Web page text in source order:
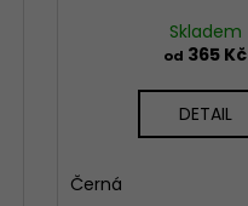
Skladem
od 365 Kč
DETAIL
Černá